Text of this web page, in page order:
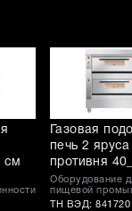
см
Газовая
печь 2
противня
Оборудование
пищевой
ТН ВЭД: 841720